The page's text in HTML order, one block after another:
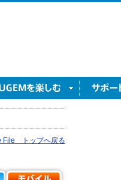
File トップへ戻る